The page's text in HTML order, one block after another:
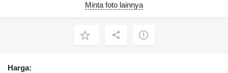
Minta foto lainnya
Harga: